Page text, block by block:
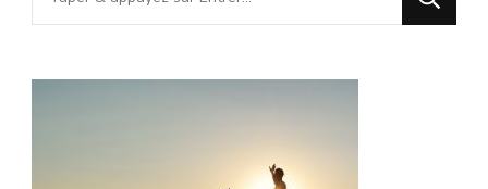
recherchiez
chose